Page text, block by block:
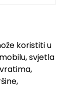
koristiti u
svjetla